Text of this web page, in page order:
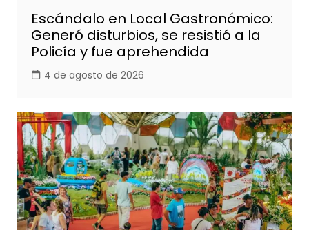
Escándalo en Local Gastronómico:
Generó disturbios, se resistió a la
Policía y fue aprehendida
4 de agosto de 2026